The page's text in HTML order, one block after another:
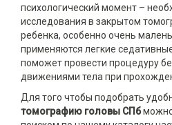
психологический момент –
исследования в закрытом
ребенка, особенно очень
применяются легкие
поможет провести процедуру
движениями тела при
Для того чтобы подобрать
томографию головы СПбможно